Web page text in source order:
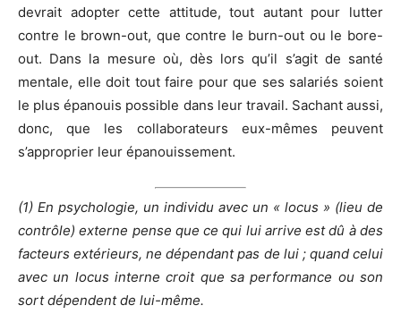
devrait adopter cette attitude, tout autant pour lutter
contre le brown-out, que contre le burn-out ou le bore-
out. Dans la mesure où, dès lors qu’il s’agit de santé
mentale, elle doit tout faire pour que ses salariés soient
le plus épanouis possible dans leur travail. Sachant aussi,
donc, que les collaborateurs eux-mêmes peuvent
s’approprier leur épanouissement.
(1) En psychologie, un individu avec un « locus » (lieu de
contrôle) externe pense que ce qui lui arrive est dû à des
facteurs extérieurs, ne dépendant pas de lui ; quand celui
avec un locus interne croit que sa performance ou son
sort dépendent de lui-même.